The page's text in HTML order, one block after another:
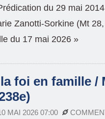
du 29 mai
Zanotti-Sorkine (Mt
du 17 mai 2026 »
foi en famille /
MAI 2026 07:00